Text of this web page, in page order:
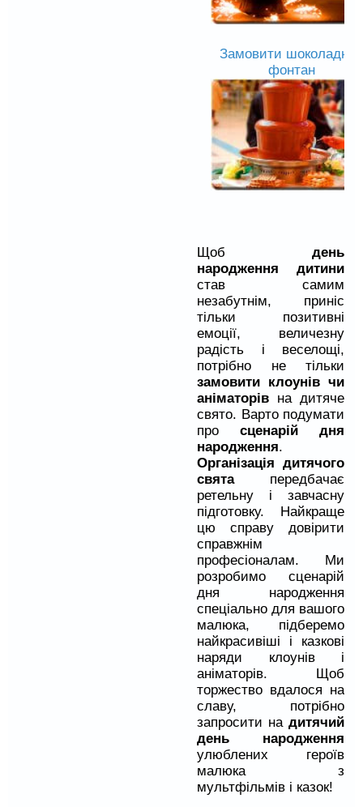
Замовити
фонтан
Щоб день
народження дитини
став самим
незабутнім, приніс
тільки позитивні
емоції, величезну
радість і веселощі,
потрібно не тільки
замовити клоунів чи
аніматорів на дитяче
свято. Варто подумати
про сценарій дня
народження.
Організація дитячого
святапередбачає
ретельну і завчасну
підготовку. Найкраще
цю справу довірити
справжнім
професіоналам. Ми
розробимо сценарій
дня народження
спеціально для вашого
малюка, підберемо
найкрасивіші і казкові
наряди клоунів і
аніматорів. Щоб
торжество вдалося на
славу, потрібно
запросити на дитячий
день народження
улюблених героїв
малюка з
мультфільмів і казок!